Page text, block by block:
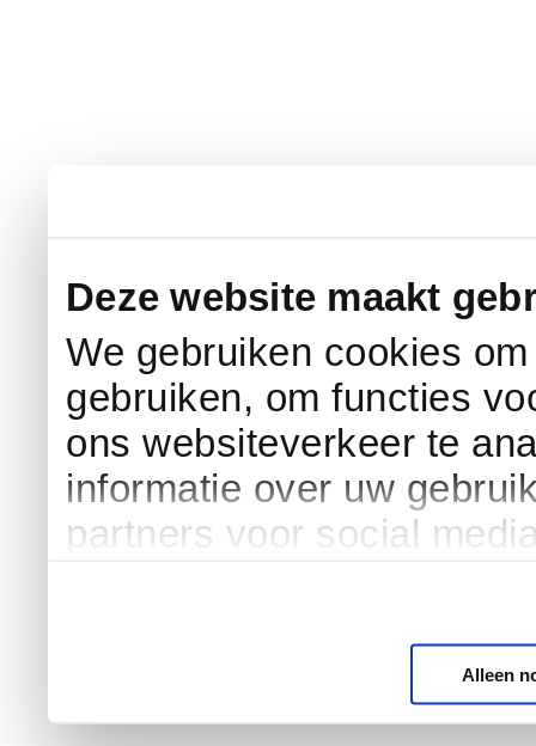
Deze website maakt
We gebruiken cookies
gebruiken, om functies
ons websiteverkeer te
informatie over uw
partners voor social
Alleen